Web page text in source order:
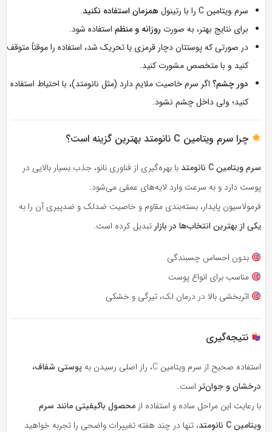
سرم ویتامین C را با رتینول همزمان استفاده نکنید.
برای نتایج بهتر، به صورت روزانه و منظماستفاده شود.
در صورتی که پوستتان دچار قرمزی یا تحریک شد، استفاده را موقتاً متوقف
کنید و با متخصص مشورت کنید.
دور چشم؟اگر سرم خاصیت ملایم دارد (مثل نانو‌متد)، با احتیاط استفاده
کنید؛ ولی داخل چشم نشود.
چرا سرم ویتامین C نانو‌متد بهترین گزینه است؟
سرم ویتامین C نانو‌متد
با بهره‌گیری از فناوری نانو، جذب بسیار بالایی در
پوست دارد و به سرعت وارد لایه‌های عمقی می‌شود.
فرمولاسیون پایدار، بسته‌بندی مقاوم و خاصیت ضدلک و ضدپیری آن را به
یکی از بهترین انتخاب‌ها در بازارتبدیل کرده است.
بدون احساس چسبندگی
مناسب برای انواع پوست
اثربخشی بالا در درمان لک، تیرگی و خشکی
نتیجه‌گیری
استفاده صحیح از سرم ویتامین C، راز اصلی رسیدن به
پوستی شفاف،
درخشان و جوان‌تراست.
با رعایت این مراحل ساده و استفاده از محصول باکیفیتی مانند سرم
ویتامین C نانو‌متد
، تنها در چند هفته تغییرات واضحی را تجربه خواهید